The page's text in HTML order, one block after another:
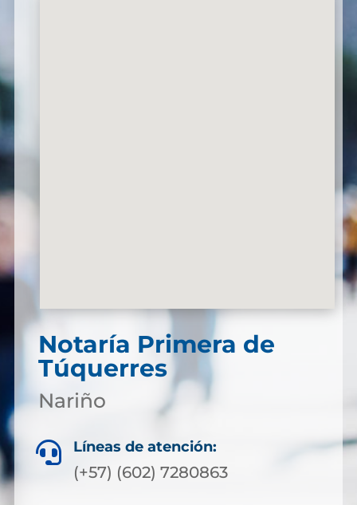
Notaría Primera de
Túquerres
Nariño
 Líneas de atención:
(+57) (602) 7280863